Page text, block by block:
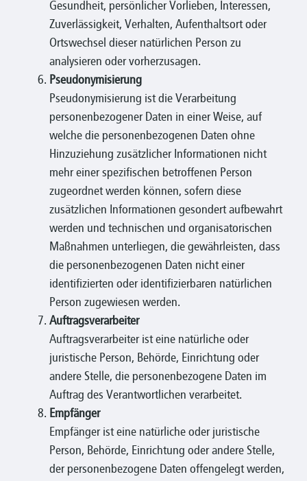
Gesundheit, persönlicher Vorlieben, Interessen,
Zuverlässigkeit, Verhalten, Aufenthaltsort oder
Ortswechsel dieser natürlichen Person zu
analysieren oder vorherzusagen.
Pseudonymisierung
Pseudonymisierung ist die Verarbeitung
personenbezogener Daten in einer Weise, auf
welche die personenbezogenen Daten ohne
Hinzuziehung zusätzlicher Informationen nicht
mehr einer spezifischen betroffenen Person
zugeordnet werden können, sofern diese
zusätzlichen Informationen gesondert aufbewahrt
werden und technischen und organisatorischen
Maßnahmen unterliegen, die gewährleisten, dass
die personenbezogenen Daten nicht einer
identifizierten oder identifizierbaren natürlichen
Person zugewiesen werden.
Auftragsverarbeiter
Auftragsverarbeiter ist eine natürliche oder
juristische Person, Behörde, Einrichtung oder
andere Stelle, die personenbezogene Daten im
Auftrag des Verantwortlichen verarbeitet.
Empfänger
Empfänger ist eine natürliche oder juristische
Person, Behörde, Einrichtung oder andere Stelle,
der personenbezogene Daten offengelegt werden,